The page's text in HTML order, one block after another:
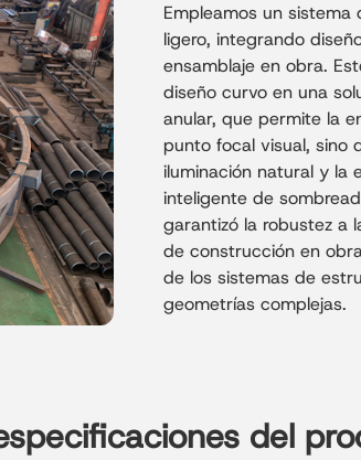
Empleamos un
ligero, integrando
ensamblaje en obra.
diseño curvo en una
anular, que permite la
punto focal visual, sino
iluminación natural y la
inteligente de
garantizó la robustez a
de construcción en
de los sistemas de
geometrías complejas.
del